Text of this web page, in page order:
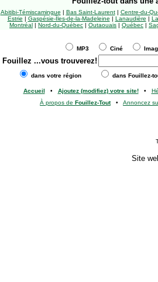
Abitibi-Témiscamingue | Bas Saint-Laurent| Centre-du-
Estrie | Gaspésie-Îles-de-la-Madeleine | Lanaudière |
Montréal | Nord-du-Québec | Outaouais | Québec |
MP3 Ciné
Fouillez ...vous trouverez!
dans votre région dans Fouillez-
Accueil • Ajoutez (modifiez) votre site!•
À propos de Fouillez-Tout• Annoncez
Site